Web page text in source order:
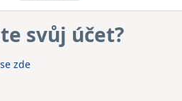
svůj účet?
zde